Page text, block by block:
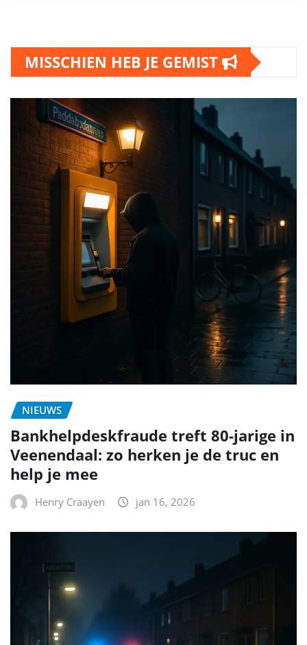
MISSCHIEN HEB JE GEMIST
NIEUWS
Bankhelpdeskfraude treft 80-jarige in
Veenendaal: zo herken je de truc en
help je mee
Henry Craayen jan 16, 2026